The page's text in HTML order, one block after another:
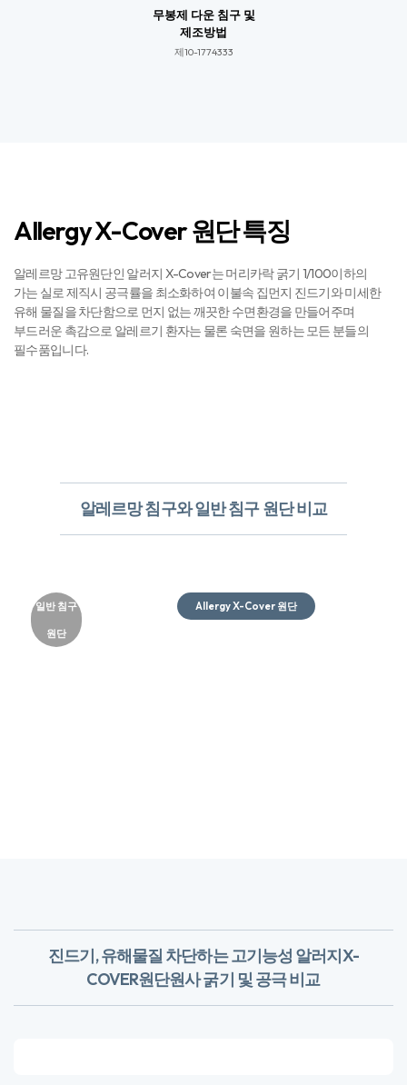
무봉제 다운 침구 및
제조방법
제10-1774333​​
Allergy X-Cover 원단 특징
알레르망 고유원단인 알러지 X-Cover는 머리카락 굵기 1/100이하의
가는 실로 제직시 공극률을 최소화하여 이불속 집먼지 진드기와 미세한
유해 물질을 차단함으로 먼지 없는 깨끗한 수면환경을 만들어주며
부드러운 촉감으로 알레르기 환자는 물론 숙면을 원하는 모든 분들의
필수품입니다.
알레르망 침구와 일반 침구 원단 비교
일반 침구
원단
Allergy X-Cover 원단​